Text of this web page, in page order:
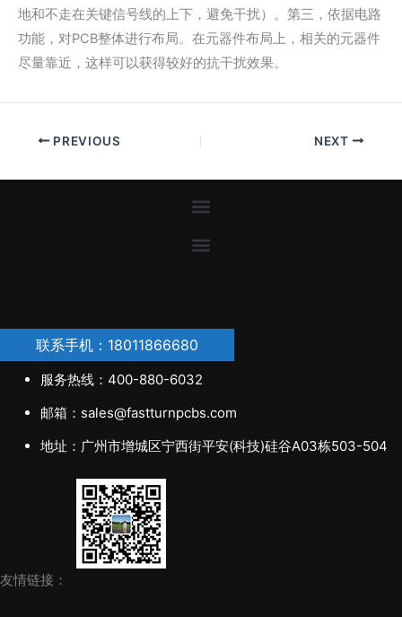
地和不走在关键信号线的上下，避免干扰）。第三，依据电路
功能，对PCB整体进行布局。在元器件布局上，相关的元器件
尽量靠近，这样可以获得较好的抗干扰效果。
PREVIOUS NEXT
联系手机：18011866680
服务热线：400-880-6032
邮箱：sales@fastturnpcbs.com
地址：广州市增城区宁西街平安(科技)硅谷A03栋503-504
友情链接：